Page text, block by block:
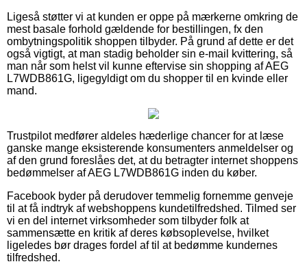
Ligeså støtter vi at kunden er oppe på mærkerne omkring de
mest basale forhold gældende for bestillingen, fx den
ombytningspolitik shoppen tilbyder. På grund af dette er det
også vigtigt, at man stadig beholder sin e-mail kvittering, så
man når som helst vil kunne eftervise sin shopping af AEG
L7WDB861G, ligegyldigt om du shopper til en kvinde eller
mand.
Trustpilot medfører aldeles hæderlige chancer for at læse
ganske mange eksisterende konsumenters anmeldelser og
af den grund foreslåes det, at du betragter internet shoppens
bedømmelser af AEG L7WDB861G inden du køber.
Facebook byder på derudover temmelig fornemme genveje
til at få indtryk af webshoppens kundetilfredshed. Tilmed ser
vi en del internet virksomheder som tilbyder folk at
sammensætte en kritik af deres købsoplevelse, hvilket
ligeledes bør drages fordel af til at bedømme kundernes
tilfredshed.